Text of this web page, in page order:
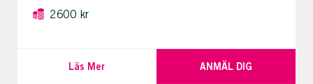
2600 kr
Läs Mer ANMÄL DIG